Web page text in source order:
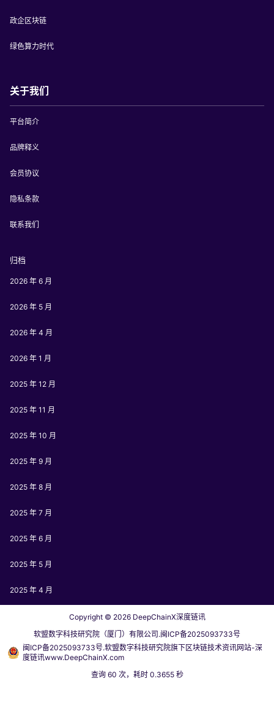
政企区块链
绿色算力时代
关于我们
平台简介
品牌释义
会员协议
隐私条款
联系我们
归档
2026 年 6 月
2026 年 5 月
2026 年 4 月
2026 年 1 月
2025 年 12 月
2025 年 11 月
2025 年 10 月
2025 年 9 月
2025 年 8 月
2025 年 7 月
2025 年 6 月
2025 年 5 月
2025 年 4 月
Copyright © 2026DeepChainX深度链讯
软盟数字科技研究院（厦门）有限公司.闽ICP备2025093733号
闽ICP备2025093733号.软盟数字科技研究院旗下区块链技术资讯网站-深
度链讯www.DeepChainX.com
查询 60 次，耗时 0.3655 秒